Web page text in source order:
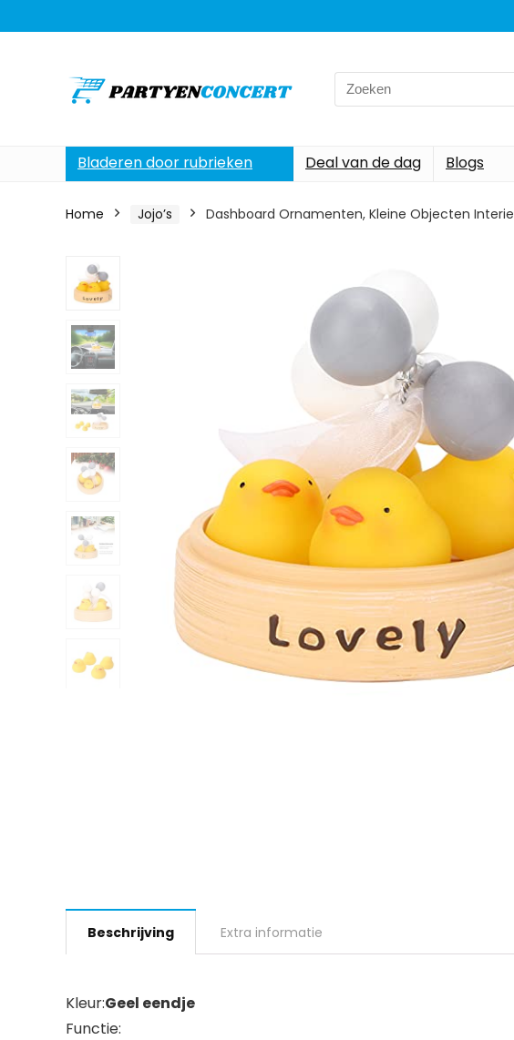
Search
for:
Bladeren door rubrieken Deal van de dag Blogs
Home Jojo’s Dashboard Ornamenten, Kleine Objecten
Beschrijving Extra informatie
Kleur:Geel eendje
Functie: